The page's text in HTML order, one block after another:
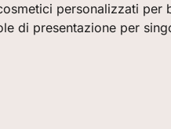
personalizzati per
di presentazione per